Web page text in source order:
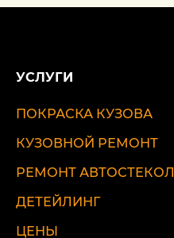
УСЛУГИ
ПОКРАСКА КУЗОВА
КУЗОВНОЙ РЕМОНТ
РЕМОНТ АВТОСТЕКОЛ
ДЕТЕЙЛИНГ
ЦЕНЫ